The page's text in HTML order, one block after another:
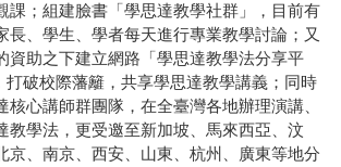
課；組建臉書「學思達教學社群」，目前有
長、學生、學者每天進行專業教學討論；又
資助之下建立網路「學思達教學法分享平
打破校際藩籬，共享學思達教學講義；同時
核心講師群團隊，在全臺灣各地辦理演講、
教學法，更受邀至新加坡、馬來西亞、汶
京、南京、西安、山東、杭州、廣東等地分